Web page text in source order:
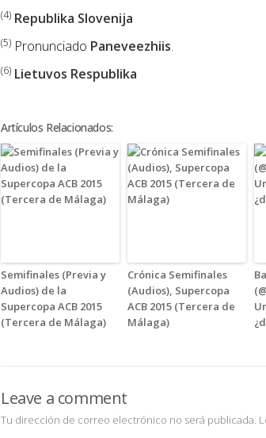
(4) Republika Slovenija
(5) Pronunciado Paneveezhiis.
(6) Lietuvos Respublika
Artículos Relacionados:
Semifinales (Previa y
Audios) de la
Supercopa ACB 2015
(Tercera de Málaga)
Crónica Semifinales
(Audios), Supercopa
ACB 2015 (Tercera de
Málaga)
Leave a comment
Tu dirección de correo electrónico no será publicada.